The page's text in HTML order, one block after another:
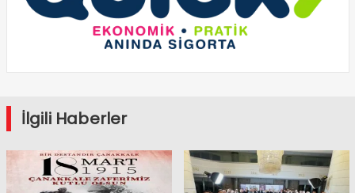
İlgili Haberler